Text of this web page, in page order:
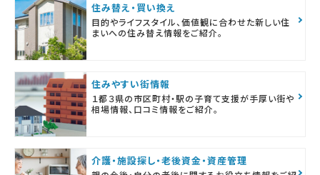
住み替え・買い換え
目的やライフスタイル、価値観に合わせた新しい住
まいへの住み替え情報をご紹介。
住みやすい街情報
１都３県の市区町村・駅の子育て支援が手厚い街や
相場情報、口コミ情報をご紹介。
介護・施設探し・老後資金・資産管理